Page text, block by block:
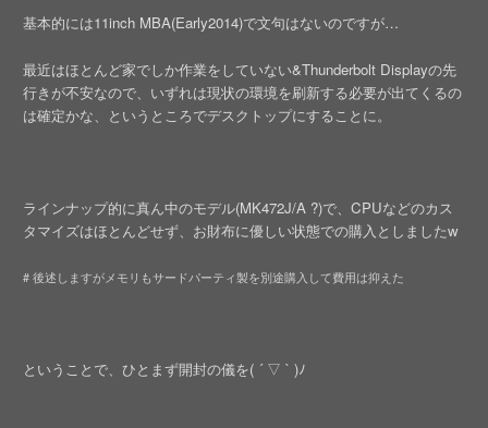
基本的には11inch MBA(Early2014)で文句はないのですが…
最近はほとんど家でしか作業をしていない&Thunderbolt Displayの先
行きが不安なので、いずれは現状の環境を刷新する必要が出てくるの
は確定かな、というところでデスクトップにすることに。
ラインナップ的に真ん中のモデル(MK472J/A ?)で、CPUなどのカス
タマイズはほとんどせず、お財布に優しい状態での購入としましたw
# 後述しますがメモリもサードパーティ製を別途購入して費用は抑えた
ということで、ひとまず開封の儀を( ´ ▽ ` )ﾉ